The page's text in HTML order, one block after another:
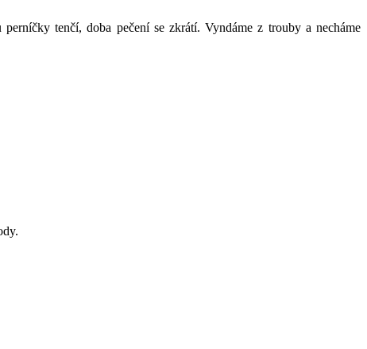
tenčí, doba pečení se zkrátí. Vyndáme z trouby a necháme